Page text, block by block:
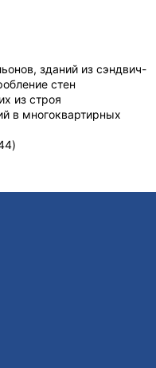
зданий из сэндвич-
стен
из строя
в многоквартирных